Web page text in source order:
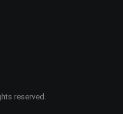
reserved.